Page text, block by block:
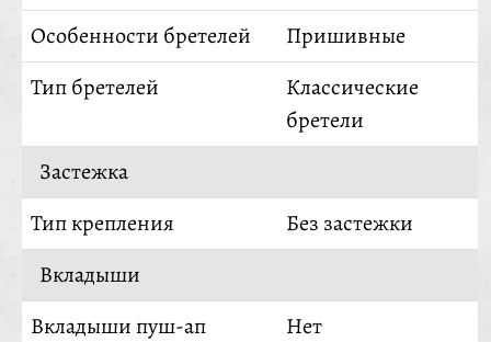
Особенности бретелей
Пришивные
Тип бретелей
Классические
бретели
Застежка
Тип крепления
Без застежки
Вкладыши
Вкладыши пуш-ап
Нет